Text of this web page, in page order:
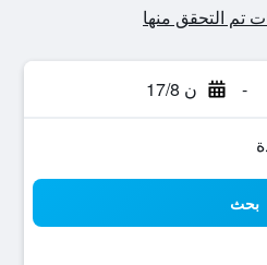
- ن 17/8
بحث